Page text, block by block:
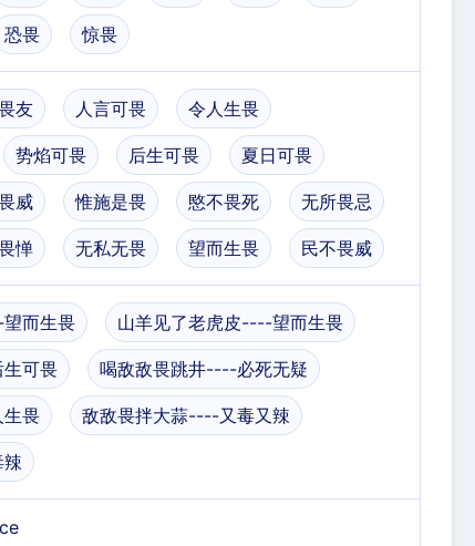
恐畏 惊畏
友 人言可畏 令人生畏
势焰可畏 后生可畏 夏日可畏
威 惟施是畏 愍不畏死 无所畏忌
惮 无私无畏 望而生畏 民不畏威
而生畏 山羊见了老虎皮----望而生畏
可畏 喝敌敌畏跳井----必死无疑
畏 敌敌畏拌大蒜----又毒又辣